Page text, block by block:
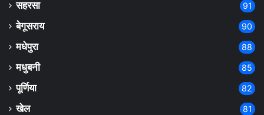
सहरसा 91
बेगूसराय 90
मधेपुरा 88
मधुबनी 85
पूर्णिया 82
खेल 81